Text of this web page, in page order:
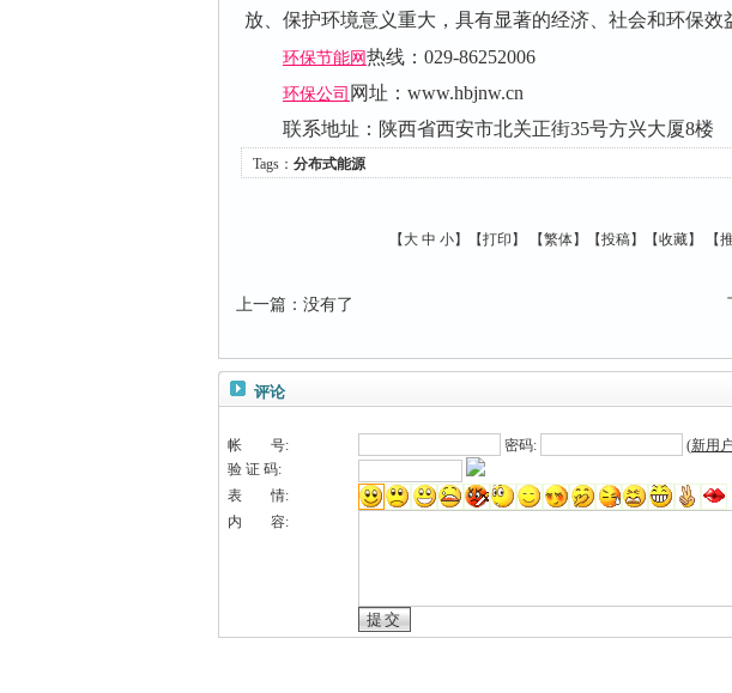
放、保护环境意义重大，具有显著的经济、社会和环保效
环保节能网 热线：029-86252006
环保公司 网址： www.hbjnw.cn
联系地址：陕西省西安市北关正街35号方兴大厦8楼
Tags： 分布式能源
【 大 中 小】【打印 】 【繁体】【投稿】【收藏】 【
上一篇 ： 没有了
评论
帐 号: 密码: (新用
验 证 码:
表 情:
内 容: